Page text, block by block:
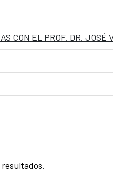
CON EL PROF. DR. JOSÉ